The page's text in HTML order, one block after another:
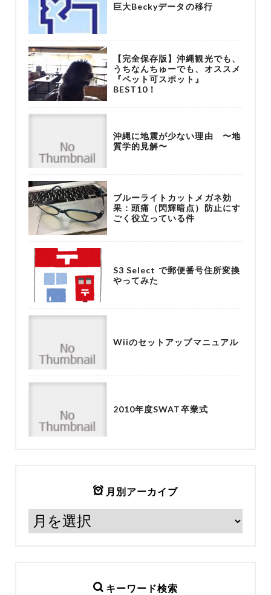
巨大Beckyデータの移行
【完全保存版】沖縄観光でも、
うちなんちゅーでも、オススメ
『ペット可スポット』
BEST10！
沖縄に地震が少ない理由 〜地
質学的見解〜
ブルーライトカットメガネ効
果：頭痛（閃輝暗点）防止にす
ごく役立っている件
S3 Select で郵便番号住所変換
やってみた
Wiiのセットアップマニュアル
2010年度SWAT卒業式
月別アーカイブ
キーワード検索